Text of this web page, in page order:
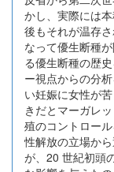
かし、実際には
後もそれが温存
なって優生断種
る優生断種の歴
ー視点からの分
い妊娠に女性が
きだとマーガレ
殖のコントロー
性解放の立場か
が、20 世紀初頭